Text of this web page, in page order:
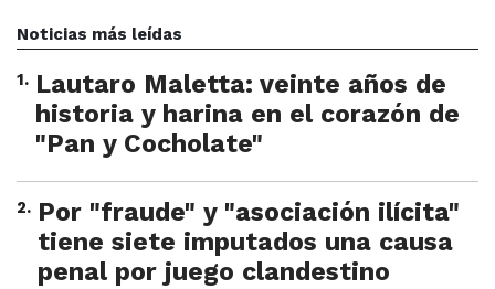
Noticias más leídas
1. Lautaro Maletta: veinte años de
historia y harina en el corazón de
"Pan y Cocholate"
2. Por "fraude" y "asociación ilícita"
tiene siete imputados una causa
penal por juego clandestino